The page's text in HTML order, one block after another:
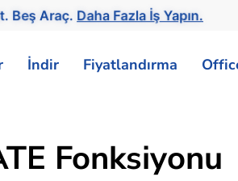
Beş Araç. Daha Fazla İş Yapın.
İndir Fiyatlandırma
Fonksiyonu